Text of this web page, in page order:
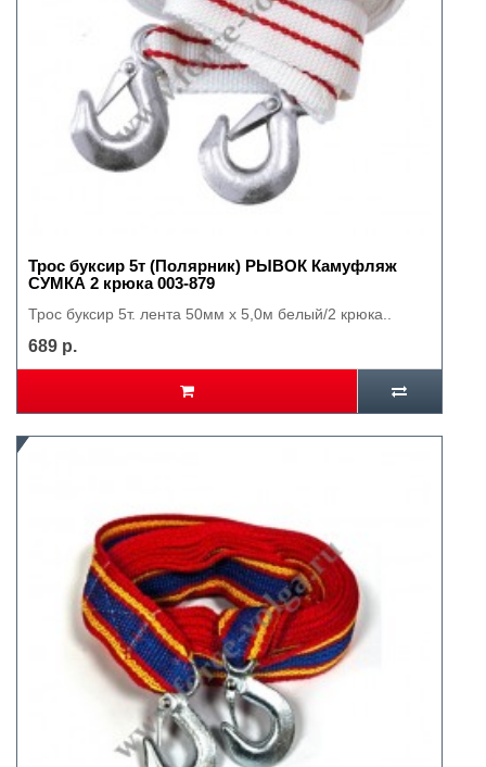
Трос буксир 5т (Полярник) РЫВОК Камуфляж
СУМКА 2 крюка 003-879
Трос буксир 5т. лента 50мм х 5,0м белый/2 крюка..
689 р.